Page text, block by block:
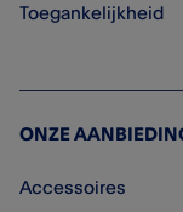
Toegankelijkheid
ONZE
Accessoires